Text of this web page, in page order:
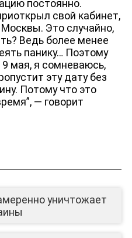
постоянно.
свой кабинет,
Это случайно,
Ведь более менее
панику… Поэтому
мая, я сомневаюсь,
эту дату без
Потому что это
— говорит
уничтожает